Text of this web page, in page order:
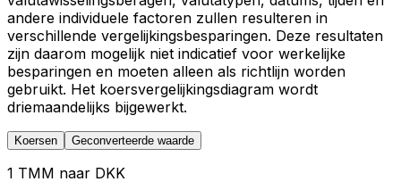
andere individuele factoren zullen resulteren in
verschillende vergelijkingsbesparingen. Deze resultaten
zijn daarom mogelijk niet indicatief voor werkelijke
besparingen en moeten alleen als richtlijn worden
gebruikt. Het koersvergelijkingsdiagram wordt
driemaandelijks bijgewerkt.
Koersen Geconverteerde waarde
1 TMM naar DKK